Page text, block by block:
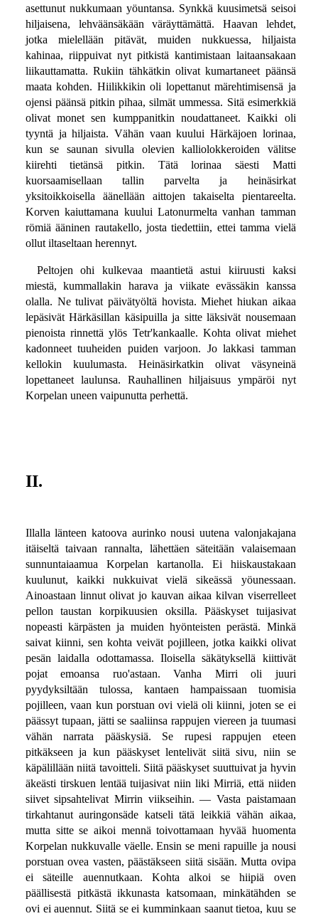
asettunut nukkumaan yöuntansa. Synkkä kuusimetsä seisoi
hiljaisena, lehväänsäkään väräyttämättä. Haavan lehdet,
jotka mielellään pitävät, muiden nukkuessa, hiljaista
kahinaa, riippuivat nyt pitkistä kantimistaan laitaansakaan
liikauttamatta. Rukiin tähkätkin olivat kumartaneet päänsä
maata kohden. Hiilikkikin oli lopettanut märehtimisensä ja
ojensi päänsä pitkin pihaa, silmät ummessa. Sitä esimerkkiä
olivat monet sen kumppanitkin noudattaneet. Kaikki oli
tyyntä ja hiljaista. Vähän vaan kuului Härkäjoen lorinaa,
kun se saunan sivulla olevien kalliolokkeroiden välitse
kiirehti tietänsä pitkin. Tätä lorinaa säesti Matti
kuorsaamisellaan tallin parvelta ja heinäsirkat
yksitoikkoisella äänellään aittojen takaiselta pientareelta.
Korven kaiuttamana kuului Latonurmelta vanhan tamman
römiä ääninen rautakello, josta tiedettiin, ettei tamma vielä
ollut iltaseltaan herennyt.
Peltojen ohi kulkevaa maantietä astui kiiruusti kaksi
miestä, kummallakin harava ja viikate evässäkin kanssa
olalla. Ne tulivat päivätyöltä hovista. Miehet hiukan aikaa
lepäsivät Härkäsillan käsipuilla ja sitte läksivät nousemaan
pienoista rinnettä ylös Tetr'kankaalle. Kohta olivat miehet
kadonneet tuuheiden puiden varjoon. Jo lakkasi tamman
kellokin kuulumasta. Heinäsirkatkin olivat väsyneinä
lopettaneet laulunsa. Rauhallinen hiljaisuus ympäröi nyt
Korpelan uneen vaipunutta perhettä.
II.
Illalla länteen katoova aurinko nousi uutena valonjakajana
itäiseltä taivaan rannalta, lähettäen säteitään valaisemaan
sunnuntaiaamua Korpelan kartanolla. Ei hiiskaustakaan
kuulunut, kaikki nukkuivat vielä sikeässä yöunessaan.
Ainoastaan linnut olivat jo kauvan aikaa kilvan viserrelleet
pellon taustan korpikuusien oksilla. Pääskyset tuijasivat
nopeasti kärpästen ja muiden hyönteisten perästä. Minkä
saivat kiinni, sen kohta veivät pojilleen, jotka kaikki olivat
pesän laidalla odottamassa. Iloisella säkätyksellä kiittivät
pojat emoansa ruo'astaan. Vanha Mirri oli juuri
pyydyksiltään tulossa, kantaen hampaissaan tuomisia
pojilleen, vaan kun porstuan ovi vielä oli kiinni, joten se ei
päässyt tupaan, jätti se saaliinsa rappujen viereen ja tuumasi
vähän narrata pääskysiä. Se rupesi rappujen eteen
pitkäkseen ja kun pääskyset lentelivät siitä sivu, niin se
käpälillään niitä tavoitteli. Siitä pääskyset suuttuivat ja hyvin
äkeästi tirskuen lentää tuijasivat niin liki Mirriä, että niiden
siivet sipsahtelivat Mirrin viikseihin. — Vasta paistamaan
tirkahtanut auringonsäde katseli tätä leikkiä vähän aikaa,
mutta sitte se aikoi mennä toivottamaan hyvää huomenta
Korpelan nukkuvalle väelle. Ensin se meni rapuille ja nousi
porstuan ovea vasten, päästäkseen siitä sisään. Mutta ovipa
ei säteille auennutkaan. Kohta alkoi se hiipiä oven
päällisestä pitkästä ikkunasta katsomaan, minkätähden se
ovi ei auennut. Siitä se ei kumminkaan saanut tietoa, kuu se